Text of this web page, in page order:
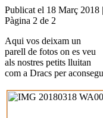
Publicat el 18 Març 2018 |
Pàgina 2 de 2
Aqui vos deixam un
parell de fotos on es veu
als nostres petits lluitan
com a Dracs per